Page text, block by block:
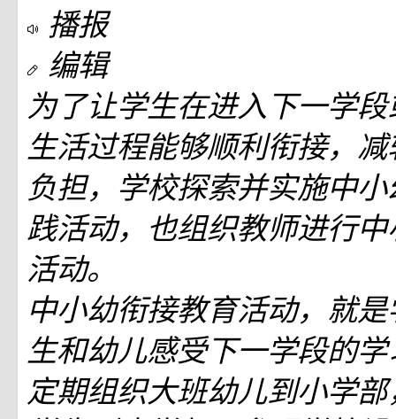
播报
编辑
为了让学生在进入下一学
生活过程能够顺利衔接，
负担，学校探索并实施中
践活动，也组织教师进行
活动。
中小幼衔接教育活动，就
生和幼儿感受下一学段的
定期组织大班幼儿到小学